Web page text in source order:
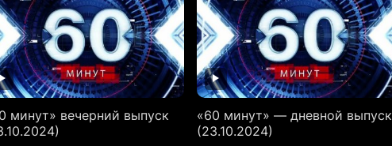
минут» вечерний выпуск
«60 минут» — дневной выпуск
(23.10.2024)